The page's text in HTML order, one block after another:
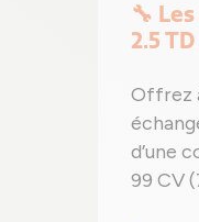
🔧
2.5
Offrez
d’une
99 CV